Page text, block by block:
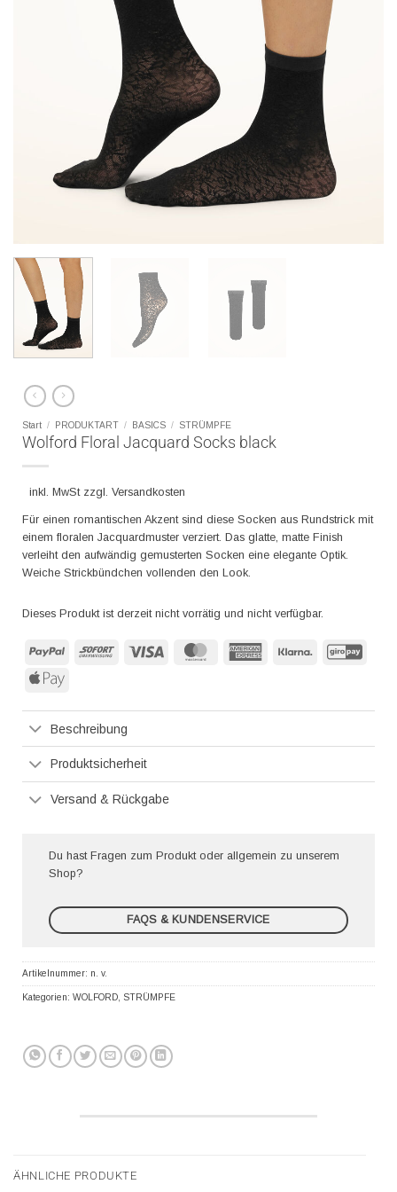
Start / PRODUKTART / BASICS / STRÜMPFE
Wolford Floral Jacquard Socks black
inkl. MwSt zzgl. Versandkosten
Für einen romantischen Akzent sind diese Socken aus Rundstrick mit
einem floralen Jacquardmuster verziert. Das glatte, matte Finish
verleiht den aufwändig gemusterten Socken eine elegante Optik.
Weiche Strickbündchen vollenden den Look.
Dieses Produkt ist derzeit nicht vorrätig und nicht verfügbar.
PayPal Sofort MasterCard American
Klarna
Apple
Beschreibung
Produktsicherheit
Versand & Rückgabe
Du hast Fragen zum Produkt oder allgemein zu unserem
Shop?
FAQS & KUNDENSERVICE
Artikelnummer: n. v.
Kategorien: WOLFORD STRÜMPFE
ÄHNLICHE PRODUKTE